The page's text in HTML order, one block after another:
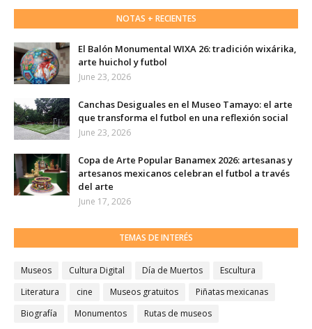
NOTAS + RECIENTES
El Balón Monumental WIXA 26: tradición wixárika,
arte huichol y futbol
June 23, 2026
Canchas Desiguales en el Museo Tamayo: el arte
que transforma el futbol en una reflexión social
June 23, 2026
Copa de Arte Popular Banamex 2026: artesanas y
artesanos mexicanos celebran el futbol a través
del arte
June 17, 2026
TEMAS DE INTERÉS
Museos Cultura Digital Día de Muertos
Escultura
Literatura
cine Museos gratuitos
Piñatas mexicanas
Biografía
Monumentos Rutas de museos